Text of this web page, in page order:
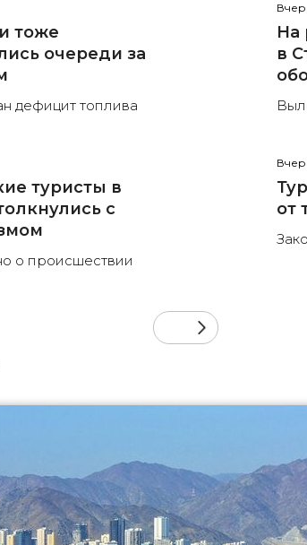
тоже
очереди за
дефицит топлива
На
в
туристы в
с
о происшествии
от